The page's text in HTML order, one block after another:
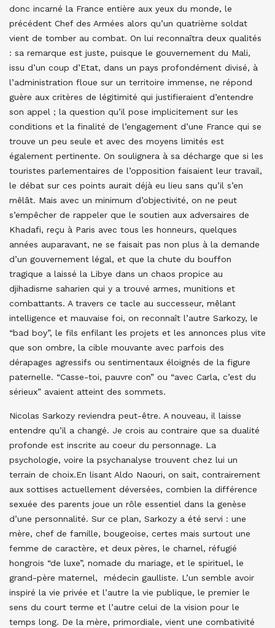
donc incarné la France entière aux yeux du monde, le
précédent Chef des Armées alors qu’un quatrième soldat
vient de tomber au combat. On lui reconnaîtra deux qualités
: sa remarque est juste, puisque le gouvernement du Mali,
issu d’un coup d’Etat, dans un pays profondément divisé, à
l’administration floue sur un territoire immense, ne répond
guère aux critères de légitimité qui justifieraient d’entendre
son appel ; la question qu’il pose implicitement sur les
conditions et la finalité de l’engagement d’une France qui se
trouve un peu seule et avec des moyens limités est
également pertinente. On soulignera à sa décharge que si les
touristes parlementaires de l’opposition faisaient leur travail,
le débat sur ces points aurait déjà eu lieu sans qu’il s’en
mêlât. Mais avec un minimum d’objectivité, on ne peut
s’empêcher de rappeler que le soutien aux adversaires de
Khadafi, reçu à Paris avec tous les honneurs, quelques
années auparavant, ne se faisait pas non plus à la demande
d’un gouvernement légal, et que la chute du bouffon
tragique a laissé la Libye dans un chaos propice au
djihadisme saharien qui y a trouvé armes, munitions et
combattants. A travers ce tacle au successeur, mêlant
intelligence et mauvaise foi, on reconnaît l’autre Sarkozy, le
“bad boy”, le fils enfilant les projets et les annonces plus vite
que son ombre, la cible mouvante avec parfois des
dérapages agressifs ou sentimentaux éloignés de la figure
paternelle. “Casse-toi, pauvre con” ou “avec Carla, c’est du
sérieux” avaient atteint des sommets.
Nicolas Sarkozy reviendra peut-être. A nouveau, il laisse
entendre qu’il a changé. Je crois au contraire que sa dualité
profonde est inscrite au coeur du personnage. La
psychologie, voire la psychanalyse trouvent chez lui un
terrain de choix.En lisant Aldo Naouri, on sait, contrairement
aux sottises actuellement déversées, combien la différence
sexuée des parents joue un rôle essentiel dans la genèse
d’une personnalité. Sur ce plan, Sarkozy a été servi : une
mère, chef de famille, bougeoise, certes mais surtout une
femme de caractère, et deux pères, le charnel, réfugié
hongrois “de luxe”, nomade du mariage, et le spirituel, le
grand-père maternel, médecin gaulliste. L’un semble avoir
inspiré la vie privée et l’autre la vie publique, le premier le
sens du court terme et l’autre celui de la vision pour le
temps long. De la mère, primordiale, vient une combativité